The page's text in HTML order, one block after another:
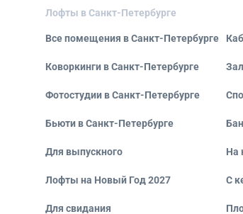
Лофты в Санкт-Петербурге
Все помещения в Санкт-Петербурге
Коворкинги в Санкт-Петербурге
Фотостудии в Санкт-Петербурге
Бьюти в Санкт-Петербурге
Для выпускного На
Лофты на Новый Год 2027 С
Для свидания